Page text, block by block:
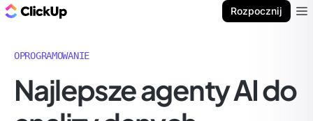
Rozpocznij
OPROGRAMOWANIE
Najlepsze agenty AI do